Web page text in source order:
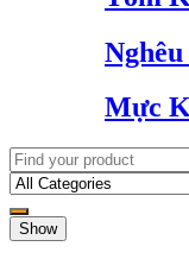
Mực
Show